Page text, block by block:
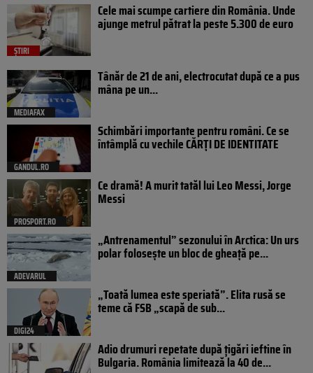
ȘTIRI
Cele mai scumpe cartiere din România. Unde
ajunge metrul pătrat la peste 5.300 de euro
MEDIAFAX
Tânăr de 21 de ani, electrocutat după ce a pus
mâna pe un...
GANDUL.RO
Schimbări importante pentru români. Ce se
întâmplă cu vechile CĂRȚI DE IDENTITATE
PROSPORT.RO
Ce dramă! A murit tatăl lui Leo Messi, Jorge
Messi
ADEVARUL
„Antrenamentul” sezonului în Arctica: Un urs
polar folosește un bloc de gheață pe...
DIGI24
„Toată lumea este speriată”. Elita rusă se
teme că FSB „scapă de sub...
Adio drumuri repetate după țigări ieftine în
Bulgaria. România limitează la 40 de...